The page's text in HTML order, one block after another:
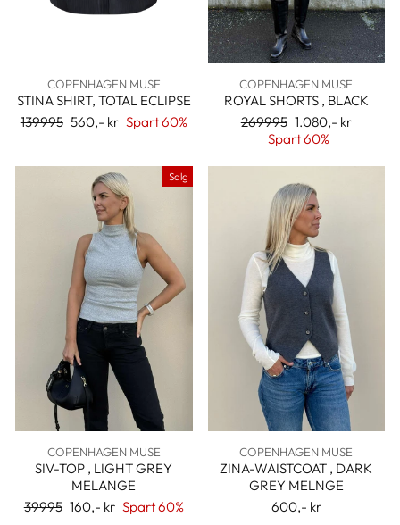
COPENHAGEN MUSE
STINA SHIRT, TOTAL ECLIPSE
Ordinær
139995 Salgspris
560,- kr Spart 60%
COPENHAGEN MUSE
ROYAL SHORTS , BLACK
Ordinær
269995 Salgspris
1.080,- kr
Spart 60%
Salg
COPENHAGEN MUSE
SIV-TOP , LIGHT GREY
MELANGE
Ordinær
39995 Salgspris
160,- kr Spart 60%
COPENHAGEN MUSE
ZINA-WAISTCOAT , DARK
GREY MELNGE
600,- kr